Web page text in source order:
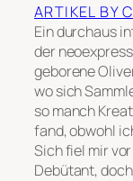
ARTIKEL BY
Ein durchaus
der
geborene
wo sich
so manch
fand, obwohl
Sich fiel mir
Debütant,